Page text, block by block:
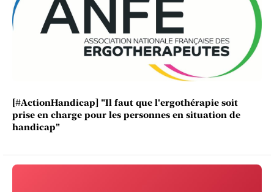
[#ActionHandicap] "Il faut que l'ergothérapie soit
prise en charge pour les personnes en situation de
handicap"